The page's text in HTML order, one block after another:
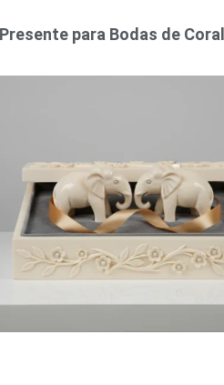
para Bodas de Coral